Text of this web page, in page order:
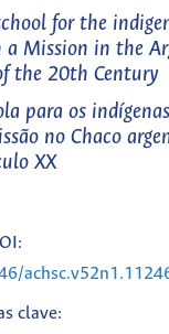
for the
Mission in the
the 20th Century
para os
no Chaco
XX
clave: